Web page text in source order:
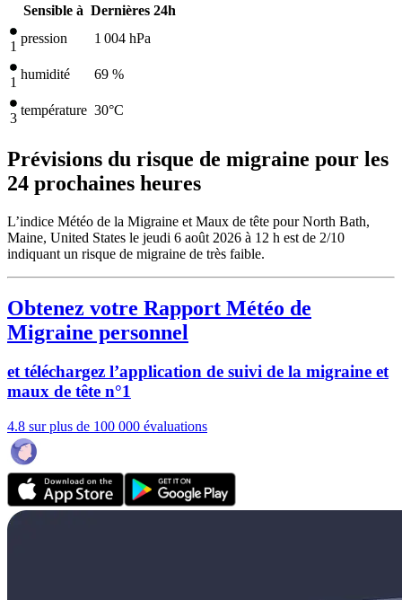
Sensible à Dernières 24h
1
pression 1 004 hPa
1
humidité 69 %
3
température 30°C
Prévisions du risque de migraine pour les
24 prochaines heures
L’indice Météo de la Migraine et Maux de tête pour North Bath,
Maine, United States le jeudi 6 août 2026 à 12 h est de 2/10
indiquant un risque de migraine de très faible.
Obtenez votre Rapport Météo de
Migraine personnel
et téléchargez l’application de suivi de la migraine et
maux de tête n°1
4.8 sur plus de 100 000 évaluations